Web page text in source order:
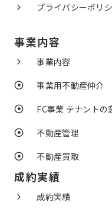
プライバシーポリ
事業内容
事業内容
事業用不動産仲介
FC事業 テナントの
不動産管理
不動産買取
成約実績
成約実績